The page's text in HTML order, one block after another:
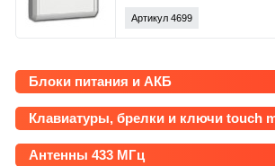
Артикул 4699
Блоки питания и АКБ
Клавиатуры, брелки и ключи touch
Антенны 433 МГц